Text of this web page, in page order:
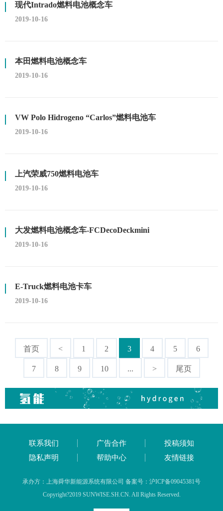
现代Intrado燃料电池概念车
2019-10-16
本田燃料电池概念车
2019-10-16
VW Polo Hidrogeno “Carlos”燃料电池车
2019-10-16
上汽荣威750燃料电池车
2019-10-16
大发燃料电池概念车-FCDecoDeckmini
2019-10-16
E-Truck燃料电池卡车
2019-10-16
首页 < 1 2 3 4 5 6
7 8 9 10 ... > 尾页
联系我们 广告合作
投稿须知
隐私声明
帮助中心 友情链接
承办方：上海舜华新能源系统有限公司 备案号：沪ICP备09045381号
Copyright?2019 SUNWISE.SH.CN. All Rights Reserved.